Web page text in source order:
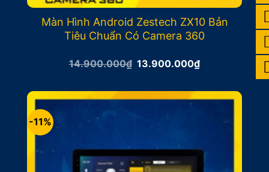
Màn Hình Android Zestech ZX10 Bản
Tiêu Chuẩn Có Camera 360
14.900.000₫ Giá
14.900.000₫.
13.900.000₫Giá
là:
13.900.000₫.
-11%